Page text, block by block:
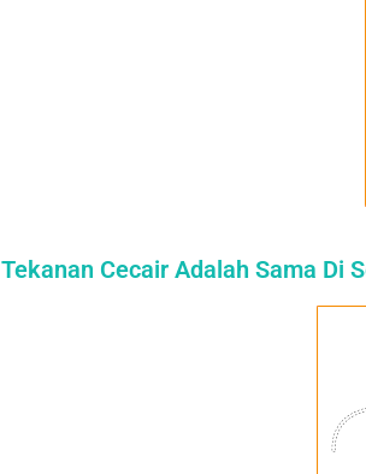
Tekanan Cecair Adalah Sama Di